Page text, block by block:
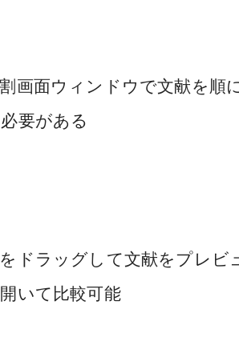
画面ウィンドウで文献を順
要がある
ドラッグして文献をプレビ
いて比較可能